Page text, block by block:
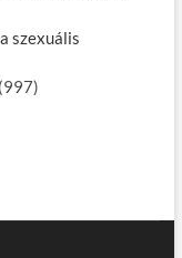
szexuális
(997)